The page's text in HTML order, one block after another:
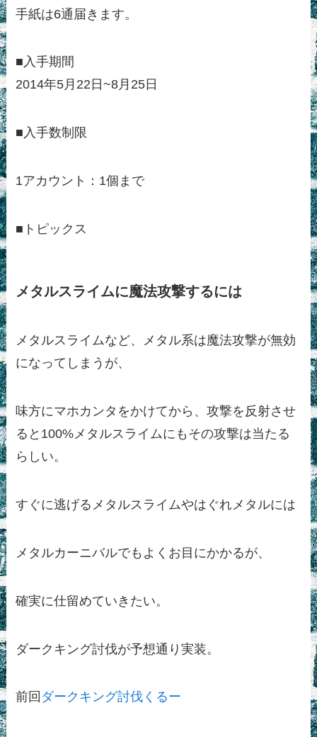
手紙は6通届きます。
■入手期間
2014年5月22日~8月25日
■入手数制限
1アカウント：1個まで
■トピックス
メタルスライムに魔法攻撃するには
メタルスライムなど、メタル系は魔法攻撃が無効
になってしまうが、
味方にマホカンタをかけてから、攻撃を反射させ
ると100%メタルスライムにもその攻撃は当たる
らしい。
すぐに逃げるメタルスライムやはぐれメタルには
メタルカーニバルでもよくお目にかかるが、
確実に仕留めていきたい。
ダークキング討伐が予想通り実装。
前回 ダークキング討伐くるー